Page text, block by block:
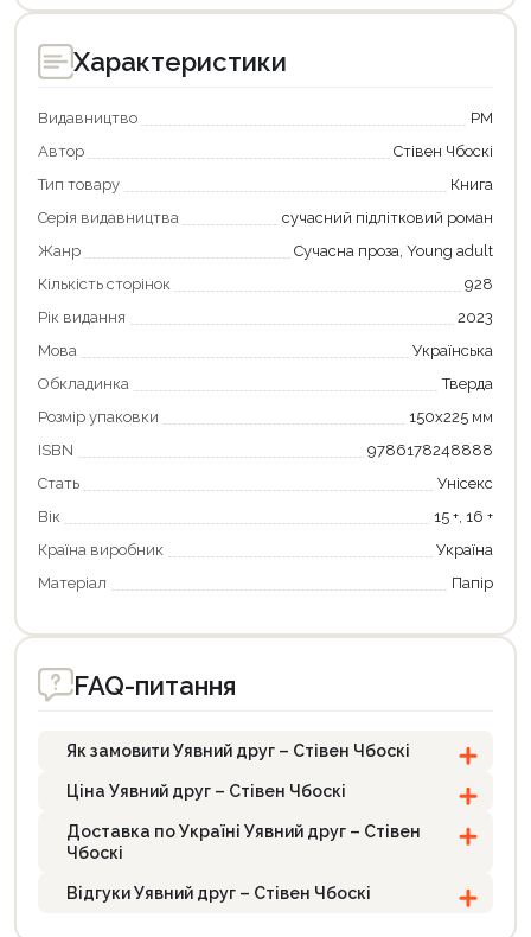
Характеристики
Видавництво
РМ
Автор
Стівен Чбоскі
Тип товару
Книга
Серія видавництва
сучасний підлітковий роман
Жанр
Сучасна проза, Young adult
Кількість сторінок
928
Рік видання
2023
Мова
Українська
Обкладинка
Тверда
Розмір упаковки
150х225 мм
ISBN
9786178248888
Стать
Унісекс
Вік
15 +, 16 +
Країна виробник
Україна
Матеріал
Папір
FAQ-питання
Як замовити Уявний друг – Стівен Чбоскі
Ціна Уявний друг – Стівен Чбоскі
Доставка по Україні Уявний друг – Стівен
Чбоскі
Відгуки Уявний друг – Стівен Чбоскі
Оформити замовлення